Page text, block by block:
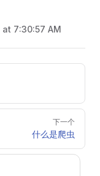
7:30:57 AM
下一个
什么是爬虫